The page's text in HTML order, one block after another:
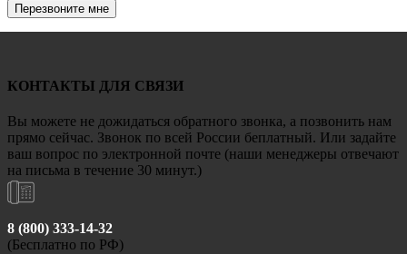
Перезвоните мне
КОНТАКТЫ ДЛЯ СВЯЗИ
Вы можете не дожидаться обратного звонка, а позвонить нам
прямо сейчас. Звонок по всей России беплатный. Или задайте
ваш вопрос по электронной почте (наши менеджеры отвечают
на письма в течение 30 минут.)
8 (800) 333-14-32
(Бесплатно по РФ)